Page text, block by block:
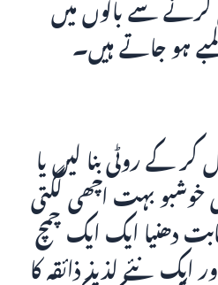
کرنے سے بالوں میں
لمبے ہو جاتے ہیں۔
کے روٹی بنا لیں یا
خوشبو بہت اچھی لگتی
دھنیا ایک ایک چمچ
ایک نئے لذیذ ذائقہ کا